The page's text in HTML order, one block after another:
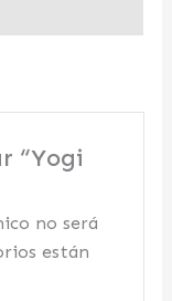
“Yogi
no será
están